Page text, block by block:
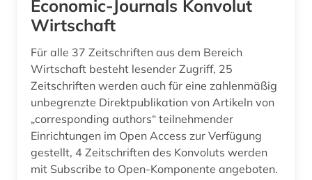
Economic-Journals Konvolut
Wirtschaft
Für alle 37 Zeitschriften aus dem Bereich
Wirtschaft besteht lesender Zugriff, 25
Zeitschriften werden auch für eine zahlenmäßig
unbegrenzte Direktpublikation von Artikeln von
„corresponding authors“ teilnehmender
Einrichtungen im Open Access zur Verfügung
gestellt, 4 Zeitschriften des Konvoluts werden
mit Subscribe to Open-Komponente angeboten.